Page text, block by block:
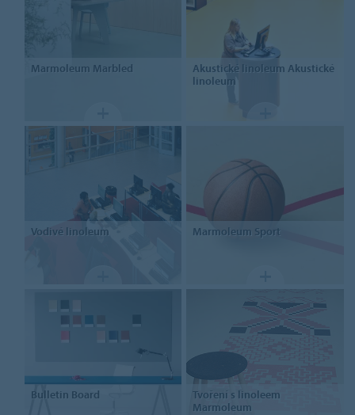
Marmoleum Marbled Akustické linoleum Akustické
linoleum
Vodivé linoleum Marmoleum Sport
Bulletin Board Tvoření s linoleem
Marmoleum